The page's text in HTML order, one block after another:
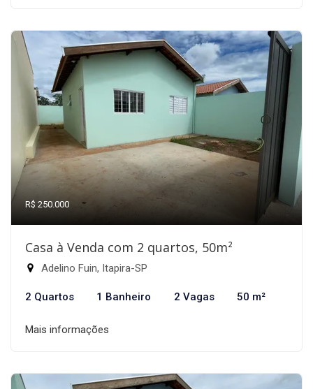
R$ 250.000
Casa à Venda com 2 quartos, 50m²
Adelino Fuin, Itapira-SP
2 Quartos 1 Banheiro 2 Vagas 50 m²
Mais informações